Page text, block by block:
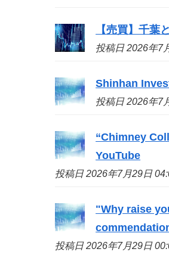
【売買】千葉
投稿日 2026年7
Shinhan
投稿日 2026年7
“Chimney
YouTube
投稿日 2026年7月29日
"Why raise
投稿日 2026年7月29日